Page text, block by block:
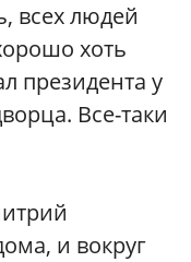
всех людей
хоть
президента у
Все-таки
и вокруг